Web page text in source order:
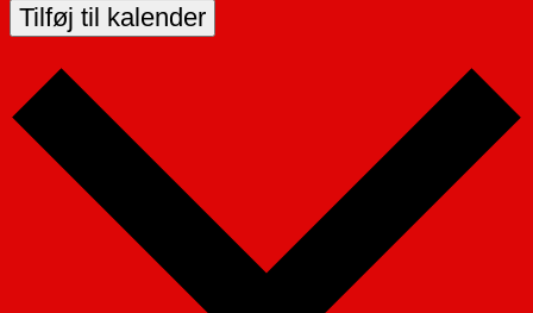
Tilføj til kalender